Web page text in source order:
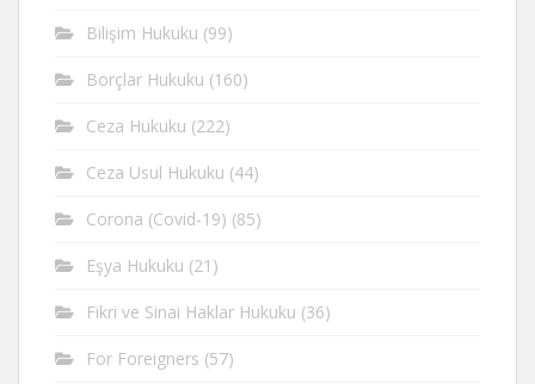
Bilişim Hukuku (99)
Borçlar Hukuku (160)
Ceza Hukuku (222)
Ceza Usul Hukuku (44)
Corona (Covid-19) (85)
Eşya Hukuku (21)
Fikri ve Sinai Haklar Hukuku (36)
For Foreigners (57)